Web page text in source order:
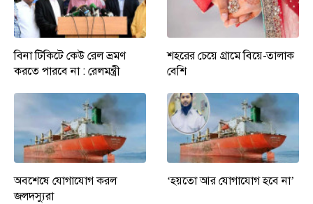
বিনা টিকিটে কেউ রেল ভ্রমণ
করতে পারবে না : রেলমন্ত্রী
শহরের চেয়ে গ্রামে বিয়ে-তালাক
বেশি
অবশেষে যোগাযোগ করল
জলদস্যুরা
‘হয়তো আর যোগাযোগ হবে না’